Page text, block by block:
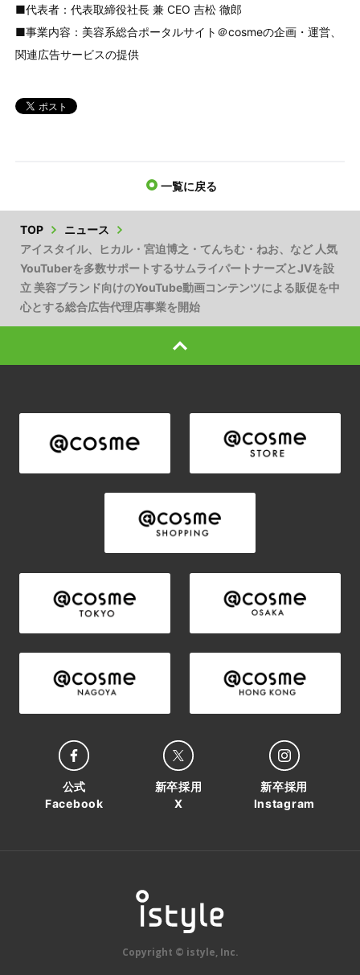
■代表者：代表取締役社長 兼 CEO 吉松 徹郎
■事業内容：美容系総合ポータルサイト＠cosmeの企画・運営、
関連広告サービスの提供
一覧に戻る
TOP
ニュース
アイスタイル、ヒカル・宮迫博之・てんちむ・ねお、など 人気
YouTuberを多数サポートするサムライパートナーズとJVを設
立 美容ブランド向けのYouTube動画コンテンツによる販促を中
心とする総合広告代理店事業を開始
公式
Facebook
新卒採用
X
新卒採用
Instagram
Copyright © istyle, Inc.